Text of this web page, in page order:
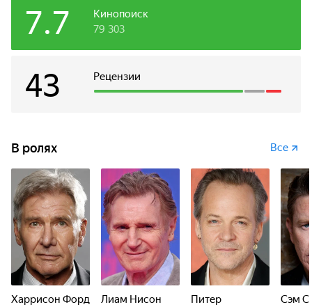
Кинопоиск
7.7 79 303
Рецензии
43
В ролях Все
Харрисон Форд Лиам Нисон
Питер
Сэм